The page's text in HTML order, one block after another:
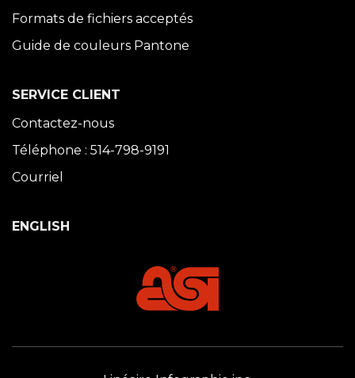
Formats de fichiers acceptés
Guide de couleurs Pantone
SERVICE CLIENT
Contactez-nous
Téléphone : 514-798-9191
Courriel
ENGLISH